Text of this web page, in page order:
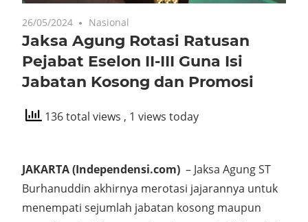
26/05/2024 Nasional
Jaksa Agung Rotasi Ratusan
Pejabat Eselon II-III Guna Isi
Jabatan Kosong dan Promosi
136 total views , 1 views today
JAKARTA (Independensi.com) – Jaksa Agung ST
Burhanuddin akhirnya merotasi jajarannya untuk
menempati sejumlah jabatan kosong maupun